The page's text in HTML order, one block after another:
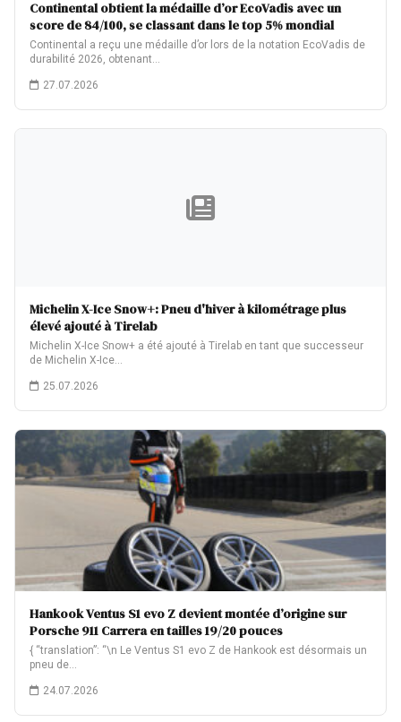
Continental obtient la médaille d’or EcoVadis avec un
score de 84/100, se classant dans le top 5% mondial
Continental a reçu une médaille d’or lors de la notation EcoVadis de
durabilité 2026, obtenant…
27.07.2026
Michelin X-Ice Snow+: Pneu d'hiver à kilométrage plus
élevé ajouté à Tirelab
Michelin X-Ice Snow+ a été ajouté à Tirelab en tant que successeur
de Michelin X-Ice…
25.07.2026
Hankook Ventus S1 evo Z devient montée d’origine sur
Porsche 911 Carrera en tailles 19/20 pouces
{ “translation”: “\n Le Ventus S1 evo Z de Hankook est désormais un
pneu de…
24.07.2026